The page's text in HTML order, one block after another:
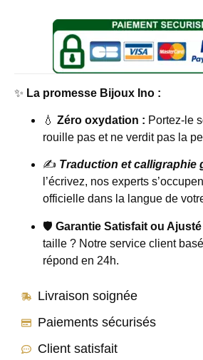
✨ La promesse Bijoux Ino :
💧 Zéro oxydation : Portez-le
rouille pas et ne verdit pas la
✍️ Traduction et calligraphie
l’écrivez, nos experts
officielle dans la langue de
🛡️ Garantie Satisfait ou Ajusté
taille ? Notre service client
répond en 24h.
Livraison soignée
Paiements sécurisés
Client satisfait